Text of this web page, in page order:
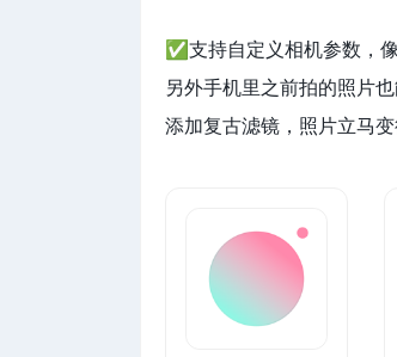
✅支持自定义相机参数，
另外手机里之前拍的照片也
添加复古滤镜，照片立马